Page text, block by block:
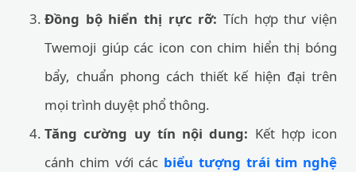
Đồng bộ hiển thị rực rỡ: Tích hợp thư viện
Twemoji giúp các icon con chim hiển thị bóng
bẩy, chuẩn phong cách thiết kế hiện đại trên
mọi trình duyệt phổ thông.
Tăng cường uy tín nội dung: Kết hợp icon
cánh chim với các biểu tượng trái tim nghệ